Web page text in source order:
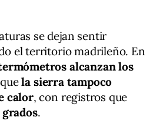
se dejan sentir
el territorio madrileño. En
alcanzan los
la sierra tampoco
calor, con registros que
grados.